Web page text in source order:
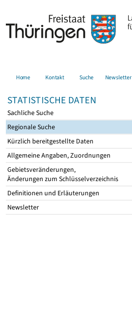
Home Kontakt Suche Newsletter
STATISTISCHE DATEN
Sachliche Suche
Regionale Suche
Kürzlich bereitgestellte Daten
Allgemeine Angaben, Zuordnungen
Gebietsveränderungen,
Änderungen zum Schlüsselverzeichnis
Definitionen und Erläuterungen
Newsletter